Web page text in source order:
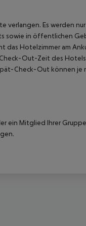
verlangen. Es werden
sowie in öffentlichen
das Hotelzimmer am
Out-Zeit des Hotels
Check-Out können je
ein Mitglied Ihrer